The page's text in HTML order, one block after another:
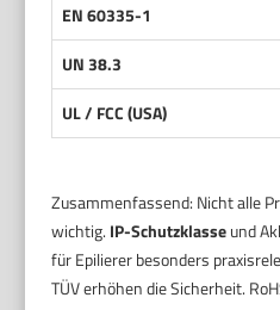
EN 60335-1
UN 38.3
UL / FCC (USA)
Zusammenfassend: Nicht alle
wichtig. IP-Schutzklasseund
für Epilierer besonders
TÜV erhöhen die Sicherheit.